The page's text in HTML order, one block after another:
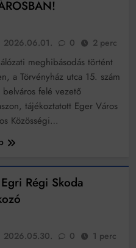
2026.06.01. 0 2 perc
meghibásodás történt
a Törvényház utca 15. szám
felé vezető
tájékoztatott Eger Város
Közösségi…
Régi Skoda
2026.05.30. 0 1 perc